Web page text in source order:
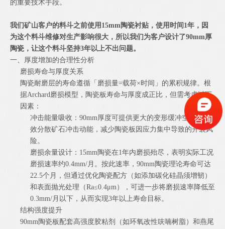
的重要技术手段。
我们矿山客户的料斗之前使用15mm陶瓷衬贴，使用时间1年，因
为这个料斗维修对生产影响很大，所以我们为客户设计了90mm厚
陶瓷，让这个料斗坚持3年以上不出问题。
一、厚度增加的合理性分析
磨损寿命与厚度关系
陶瓷耐磨层的寿命遵循「磨损量=载荷×时间」的累积规律。根
据Archard磨损模型，陶瓷板寿命与厚度成正比，但需考虑以下
因素：
冲击能量吸收：90mm厚度可提供更大的变形缓冲空间，有
效分散矿石冲击动能，减少陶瓷板因应力集中导致的开裂风
险。
磨损余量设计：15mm陶瓷在1年内磨损殆尽，表明实际工况
磨损速率约0.4mm/月。按此速率，90mm陶瓷理论寿命可达
22.5个月，但通过优化陶瓷配方（如添加碳化硅晶须增韧）
和表面抛光处理（Ra≤0.4μm），可进一步将磨损速率降低至
0.3mm/月以下，从而实现3年以上寿命目标。
结构强度提升
90mm陶瓷板配套高强度胶粘剂（如环氧改性呋喃树脂）和燕尾